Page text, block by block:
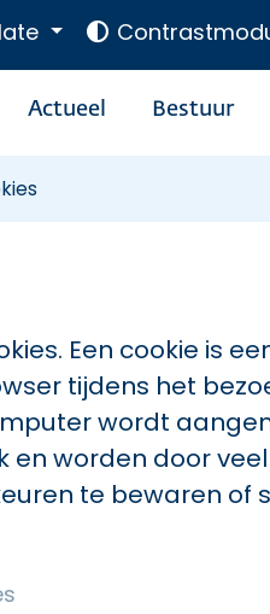
Actueel Bestuur
Een cookie is
tijdens het
wordt
en worden door
te bewaren of